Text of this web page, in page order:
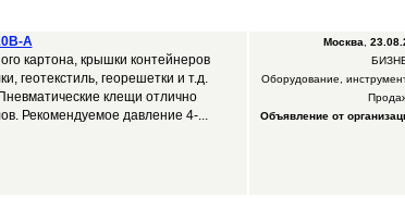
A
картона, крышки контейнеров
геотекстиль, георешетки и т.д.
клещи отлично
Рекомендуемое давление 4-...
Москва
Оборудование,
Объявление от